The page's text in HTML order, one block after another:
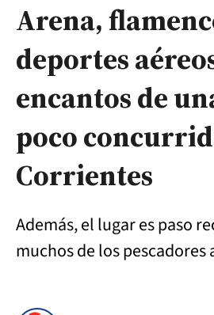
Arena,
deportes
encantos de
poco
Corrientes
Además, el lugar es paso
muchos de los pescadores